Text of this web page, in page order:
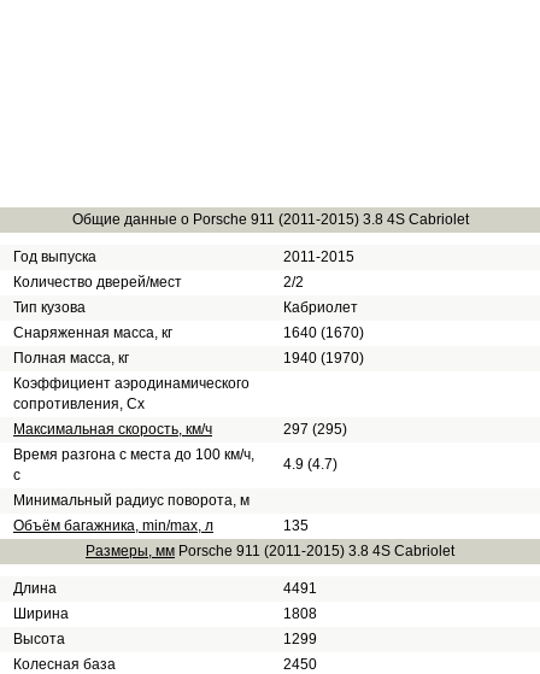
Общие данные о Porsche 911 (2011-2015) 3.8 4S Cabriolet
Год выпуска
2011-2015
Количество дверей/мест
2/2
Тип кузова
Кабриолет
Снаряженная масса, кг
1640 (1670)
Полная масса, кг
1940 (1970)
Коэффициент аэродинамического
сопротивления, Сх
Максимальная скорость, км/ч
297 (295)
Время разгона с места до 100 км/ч,
с
4.9 (4.7)
Минимальный радиус поворота, м
Объём багажника, min/max, л
135
Размеры, мм Porsche 911 (2011-2015) 3.8 4S Cabriolet
Длина
4491
Ширина
1808
Высота
1299
Колесная база
2450